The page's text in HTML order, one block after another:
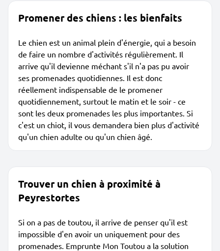
Promener des chiens : les bienfaits
Le chien est un animal plein d'énergie, qui a besoin
de faire un nombre d'activités régulièrement. Il
arrive qu'il devienne méchant s'il n'a pas pu avoir
ses promenades quotidiennes. Il est donc
réellement indispensable de le promener
quotidiennement, surtout le matin et le soir - ce
sont les deux promenades les plus importantes. Si
c'est un chiot, il vous demandera bien plus d'activité
qu'un chien adulte ou qu'un chien âgé.
Trouver un chien à proximité à
Peyrestortes
Si on a pas de toutou, il arrive de penser qu'il est
impossible d'en avoir un uniquement pour des
promenades. Emprunte Mon Toutou a la solution